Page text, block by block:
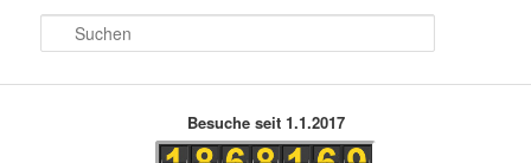
u
Besuche seit 1.1.2017